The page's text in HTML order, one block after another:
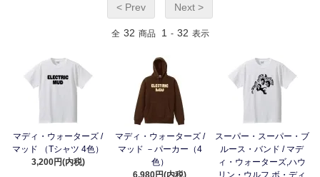
< Prev Next >
全 32 商品 1 - 32 表示
マディ・ウォーターズ /
マッド （Tシャツ 4色）
3,200円(内税)
マディ・ウォーターズ /
マッド －パーカー（4
色）
スーパー・スーパー・ブ
ルース・バンド / マデ
ィ・ウォーターズ,ハウ